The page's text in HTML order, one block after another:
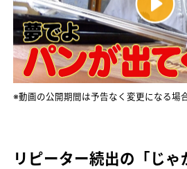
※動画の公開期間は予告なく変更になる場
リピーター続出の「じゃ